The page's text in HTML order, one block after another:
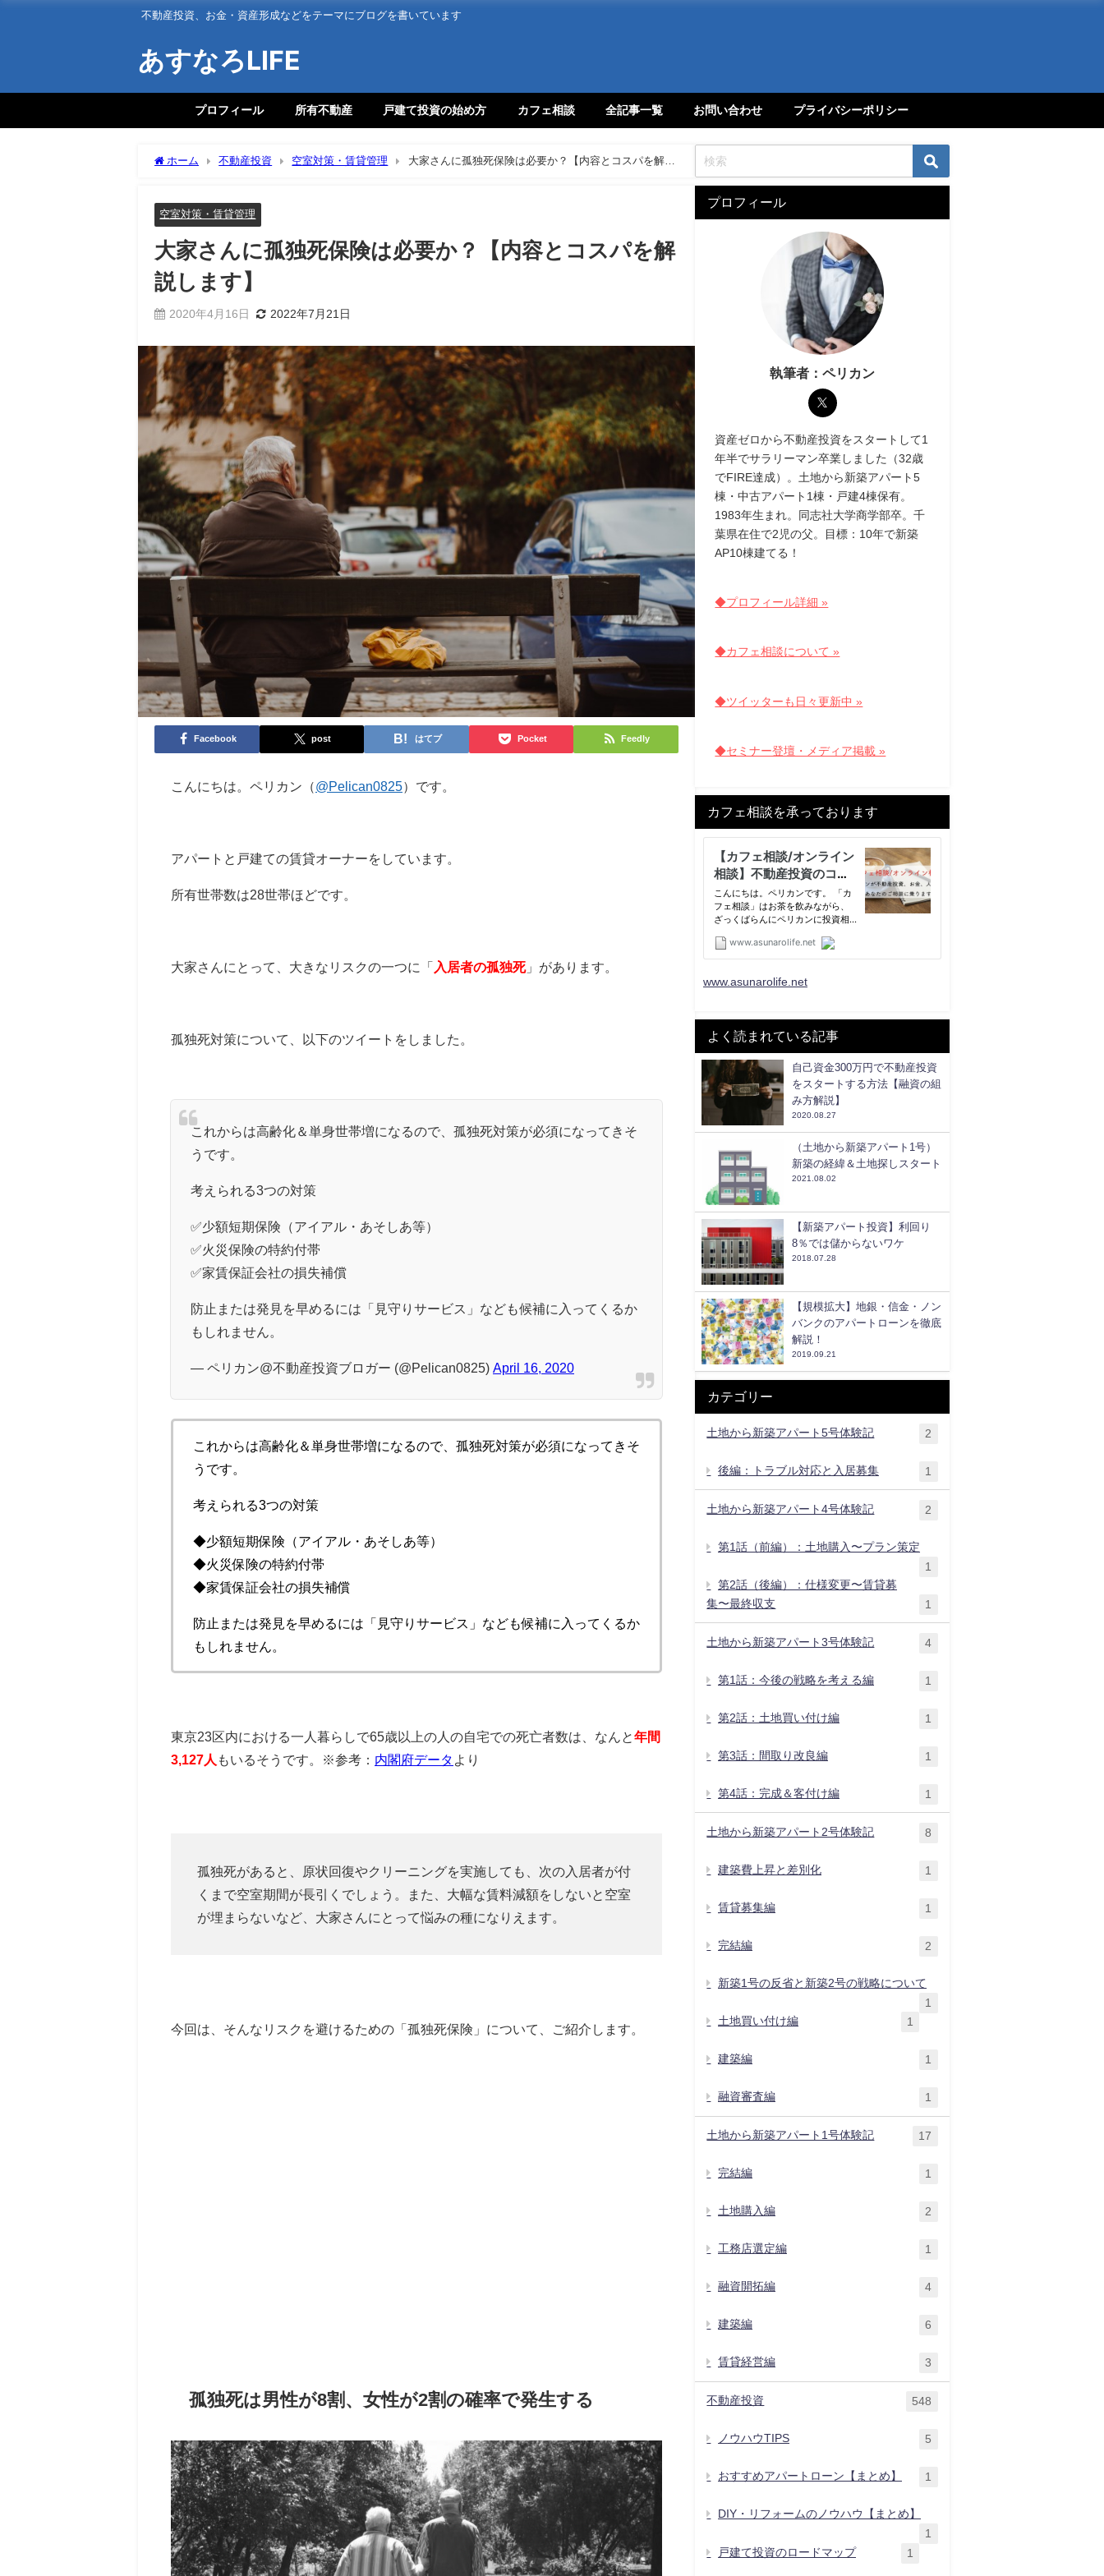
不動産投資、お金・資産形成などをテーマにブログを書いています
あすなろLIFE
プロフィール 所有不動産 戸建て投資の始め方 カフェ相談 全記事一覧 お問い合わせ プライバシーポリシー
ホーム 不動産投資 空室対策・賃貸管理
大家さんに孤独死保険は必要か？【内容とコスパを解説
空室対策・賃貸管理
大家さんに孤独死保険は必要か？【内容とコスパを解
説します】
2020年4月16日 2022年7月21日
Facebook post はてブ Pocket Feedly
こんにちは。ペリカン（@Pelican0825）です。
アパートと戸建ての賃貸オーナーをしています。
所有世帯数は28世帯ほどです。
大家さんにとって、大きなリスクの一つに「 入居者の孤独死」があります。
孤独死対策について、以下のツイートをしました。
これからは高齢化＆単身世帯増になるので、孤独死対策が必須になってきそ
うです。
考えられる3つの対策
✅少額短期保険（アイアル・あそしあ等）
✅火災保険の特約付帯
✅家賃保証会社の損失補償
防止または発見を早めるには「見守りサービス」なども候補に入ってくるか
もしれません。
— ペリカン@不動産投資ブロガー (@Pelican0825) April 16, 2020
これからは高齢化＆単身世帯増になるので、孤独死対策が必須になってきそ
うです。
考えられる3つの対策
◆少額短期保険（アイアル・あそしあ等）
◆火災保険の特約付帯
◆家賃保証会社の損失補償
防止または発見を早めるには「見守りサービス」なども候補に入ってくるか
もしれません。
東京23区内における一人暮らしで65歳以上の人の自宅での死亡者数は、なんと年間
3,127人 もいるそうです。※参考： 内閣府データ より
孤独死があると、原状回復やクリーニングを実施しても、次の入居者が付
くまで空室期間が長引くでしょう。また、大幅な賃料減額をしないと空室
が埋まらないなど、大家さんにとって悩みの種になりえます。
今回は、そんなリスクを避けるための「孤独死保険」について、ご紹介します。
孤独死は男性が8割、女性が2割の確率で発生する
プロフィール
執筆者：ペリカン
資産ゼロから不動産投資をスタートして1
年半でサラリーマン卒業しました（32歳
でFIRE達成）。土地から新築アパート5
棟・中古アパート1棟・戸建4棟保有。
1983年生まれ。同志社大学商学部卒。千
葉県在住で2児の父。目標：10年で新築
AP10棟建てる！
◆プロフィール詳細 »
◆カフェ相談について »
◆ツイッターも日々更新中 »
◆セミナー登壇・メディア掲載 »
カフェ相談を承っております
www.asunarolife.net
よく読まれている記事
自己資金300万円で不動産投資
をスタートする方法【融資の組
み方解説】
2020.08.27
（土地から新築アパート1号）
新築の経緯＆土地探しスタート
2021.08.02
【新築アパート投資】利回り
8％では儲からないワケ
2018.07.28
【規模拡大】地銀・信金・ノン
バンクのアパートローンを徹底
解説！
2019.09.21
カテゴリー
土地から新築アパート5号体験記 2
後編：トラブル対応と入居募集 1
土地から新築アパート4号体験記 2
第1話（前編）：土地購入〜プラン策定
1
第2話（後編）：仕様変更〜賃貸募
集〜最終収支
1
土地から新築アパート3号体験記 4
第1話：今後の戦略を考える編 1
第2話：土地買い付け編 1
第3話：間取り改良編 1
第4話：完成＆客付け編 1
土地から新築アパート2号体験記 8
建築費上昇と差別化 1
賃貸募集編 1
完結編 2
新築1号の反省と新築2号の戦略について
1
土地買い付け編
1
建築編 1
融資審査編 1
土地から新築アパート1号体験記 17
完結編 1
土地購入編 2
工務店選定編 1
融資開拓編 4
建築編 6
賃貸経営編 3
不動産投資 548
ノウハウTIPS 5
おすすめアパートローン【まとめ】 1
DIY・リフォームのノウハウ【まとめ】
1
戸建て投資のロードマップ
1